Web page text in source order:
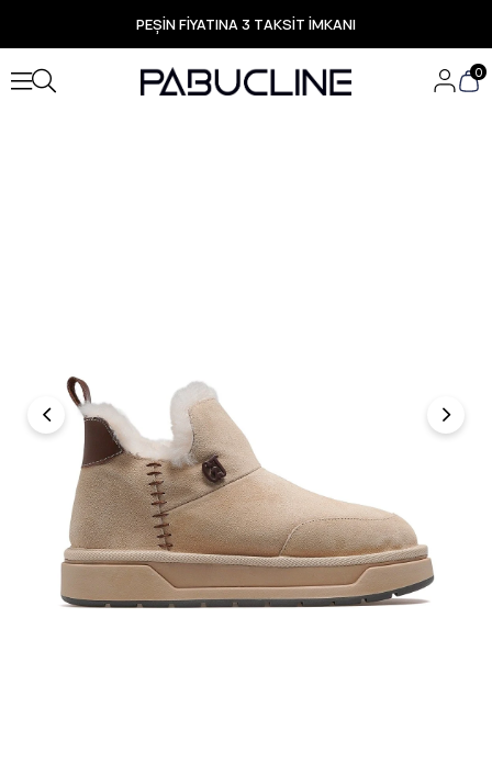
PEŞİN FİYATINA 3 TAKSİT İMKANI
TÜM ÜRÜNLERDE ÜCRETSİZ KARGO
Yeni Sezon Ürünlerde Özel Fırsatlar
Seçili Ürünlerde Hızlı Teslimat
0